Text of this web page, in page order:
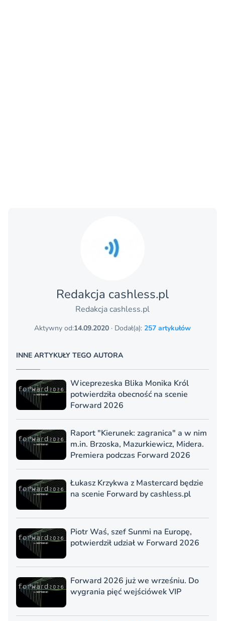
Redakcja cashless.pl
Redakcja cashless.pl
Aktywny od:14.09.2020 · Dodał(a): 257 artykułów
INNE ARTYKUŁY TEGO AUTORA
Wiceprezeska Blika Monika Król
potwierdziła obecność na scenie
Forward 2026
Raport "Kierunek: zagranica" a w nim
m.in. Brzoska, Mazurkiewicz, Midera.
Premiera podczas Forward 2026
Łukasz Krzykwa z Mastercard będzie
na scenie Forward by cashless.pl
Piotr Waś, szef Sunmi na Europę,
potwierdził udział w Forward 2026
Forward 2026 już we wrześniu. Do
wygrania pięć wejściówek VIP